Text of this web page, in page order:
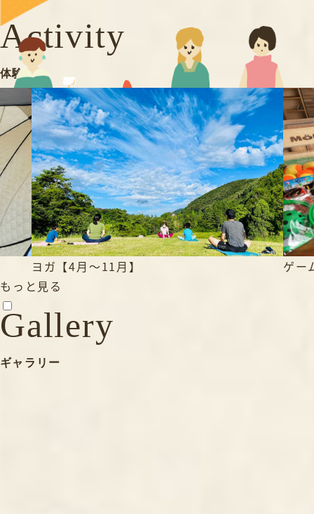
Activity
体験
ゲーム類＆外遊びグッズ
バギ
もっと見る
Gallery
ギャラリー